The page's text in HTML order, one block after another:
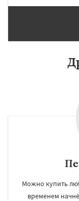
Можно купить
временем